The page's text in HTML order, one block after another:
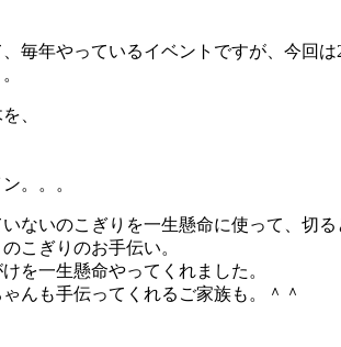
毎年やっているイベントですが、今回
、
。。。
ないのこぎりを一生懸命に使って、切
こぎりのお手伝い。
を一生懸命やってくれました。
んも手伝ってくれるご家族も。＾＾